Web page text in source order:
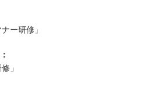
ー研修」
」